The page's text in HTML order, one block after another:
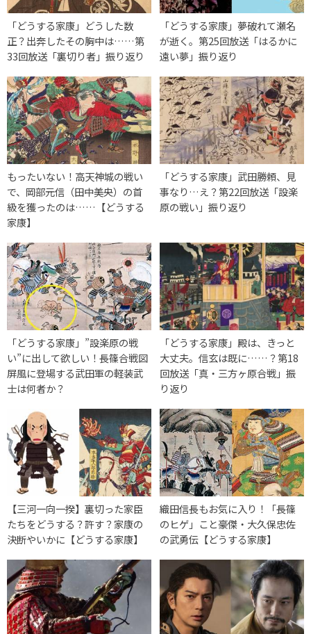
「どうする家康」どうした数
正？出奔したその胸中は……第
33回放送「裏切り者」振り返り
「どうする家康」夢破れて瀬名
が逝く。第25回放送「はるかに
遠い夢」振り返り
もったいない！高天神城の戦い
で、岡部元信（田中美央）の首
級を獲ったのは……【どうする
家康】
「どうする家康」武田勝頼、見
事なり…え？第22回放送「設楽
原の戦い」振り返り
「どうする家康」”設楽原の戦
い”に出して欲しい！長篠合戦図
屏風に登場する武田軍の軽装武
士は何者か？
「どうする家康」殿は、きっと
大丈夫。信玄は既に……？第18
回放送「真・三方ヶ原合戦」振
り返り
【三河一向一揆】裏切った家臣
たちをどうする？許す？家康の
決断やいかに【どうする家康】
織田信長もお気に入り！「長篠
のヒゲ」こと豪傑・大久保忠佐
の武勇伝【どうする家康】